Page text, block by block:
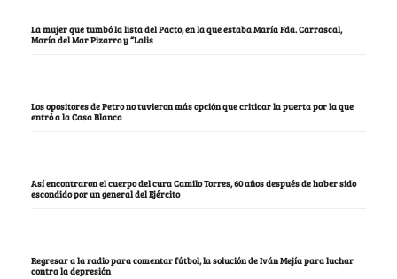
La mujer que tumbó la lista del Pacto, en la que estaba María Fda. Carrascal,
María del Mar Pizarro y “Lalis
Los opositores de Petro no tuvieron más opción que criticar la puerta por la que
entró a la Casa Blanca
Así encontraron el cuerpo del cura Camilo Torres, 60 años después de haber sido
escondido por un general del Ejército
Regresar a la radio para comentar fútbol, la solución de Iván Mejía para luchar
contra la depresión